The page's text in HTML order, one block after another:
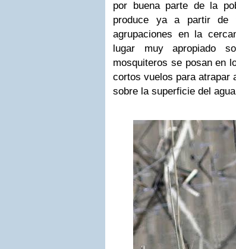
por buena parte de la
produce ya a partir de
agrupaciones en la
lugar muy apropiado
mosquiteros se posan en
cortos vuelos para atrapar
sobre la superficie del